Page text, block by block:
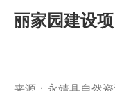
丽家园建设